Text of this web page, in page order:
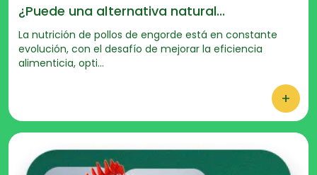
¿Puede una alternativa natural...
La nutrición de pollos de engorde está en constante
evolución, con el desafío de mejorar la eficiencia
alimenticia, opti...
+